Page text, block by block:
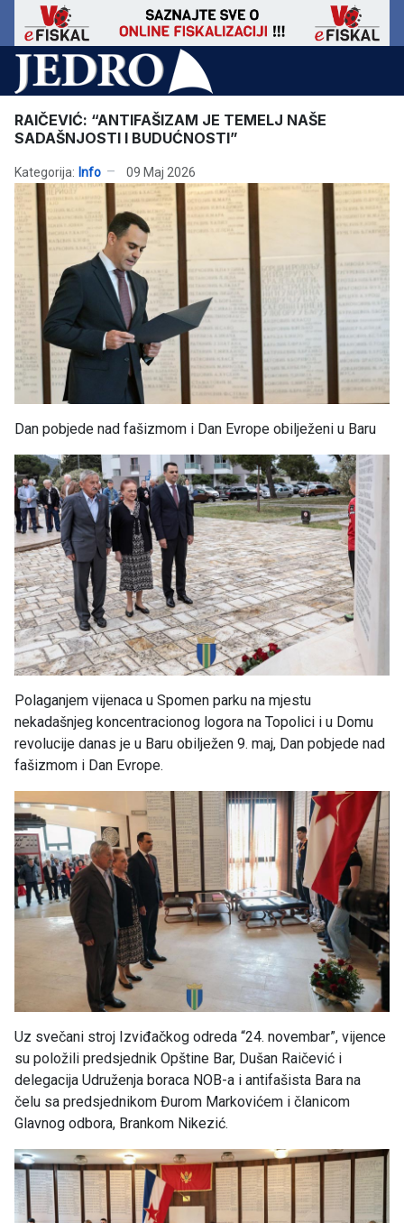
RAIČEVIĆ: “ANTIFAŠIZAM JE TEMELJ NAŠE
SADAŠNJOSTI I BUDUĆNOSTI”
Kategorija: Info 09 Maj 2026
Dan pobjede nad fašizmom i Dan Evrope obilježeni u Baru
Polaganjem vijenaca u Spomen parku na mjestu
nekadašnjeg koncentracionog logora na Topolici i u Domu
revolucije danas je u Baru obilježen 9. maj, Dan pobjede nad
fašizmom i Dan Evrope.
Uz svečani stroj Izviđačkog odreda “24. novembar”, vijence
su položili predsjednik Opštine Bar, Dušan Raičević i
delegacija Udruženja boraca NOB-a i antifašista Bara na
čelu sa predsjednikom Đurom Markovićem i članicom
Glavnog odbora, Brankom Nikezić.